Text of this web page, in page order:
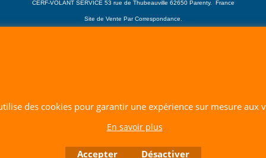
CERF-VOLANT SERVICE 53 rue de Thubeauville 62650 Parenty. France
Site de Vente Par Correspondance.
des cookies pour garantir une expérience sur mesure aux
En savoir plus
Accepter Désactiver